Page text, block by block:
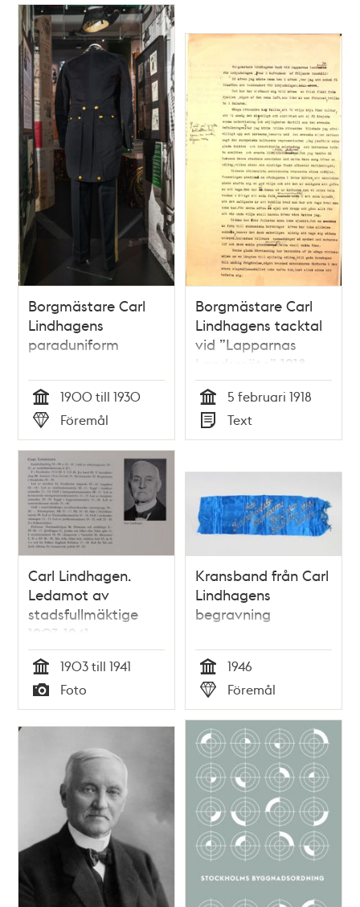
Relaterade
poster
och
teman
Borgmästare Carl
Lindhagens
paraduniform
Tid
1900 till 1930
Typ
Föremål
Borgmästare Carl
Lindhagens tacktal
vid ”Lapparnas
Landsmöte” 1918
Tid
5 februari 1918
Typ
Text
Carl Lindhagen.
Ledamot av
stadsfullmäktige
1903-1941
Tid
1903 till 1941
Typ
Foto
Kransband från Carl
Lindhagens
begravning
Tid
1946
Typ
Föremål